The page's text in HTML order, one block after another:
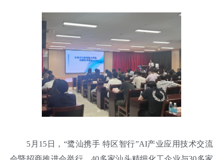
5月15日，“鹭汕携手 特区智行”AI产业应用技术交流